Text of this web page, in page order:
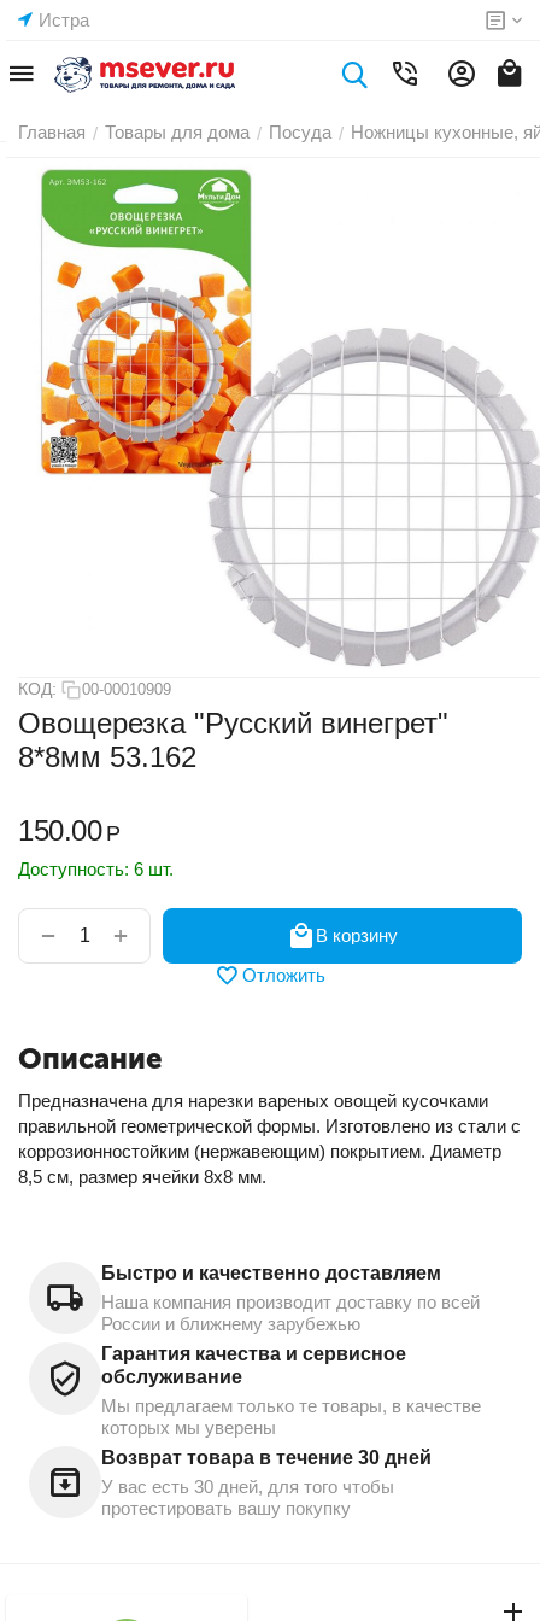
Истра
Главная / Товары для дома / Посуда / Ножницы кухонные,
КОД: 00-00010909
Овощерезка "Русский винегрет"
8*8мм 53.162
150.00 Р
Доступность: 6 шт.
+
−
В корзину
Отложить
Описание
Предназначена для нарезки вареных овощей кусочками
правильной геометрической формы. Изготовлено из стали с
коррозионностойким (нержавеющим) покрытием. Диаметр
8,5 см, размер ячейки 8х8 мм.
Быстро и качественно доставляем
Наша компания производит доставку по всей
России и ближнему зарубежью
Гарантия качества и сервисное
обслуживание
Мы предлагаем только те товары, в качестве
которых мы уверены
Возврат товара в течение 30 дней
У вас есть 30 дней, для того чтобы
протестировать вашу покупку